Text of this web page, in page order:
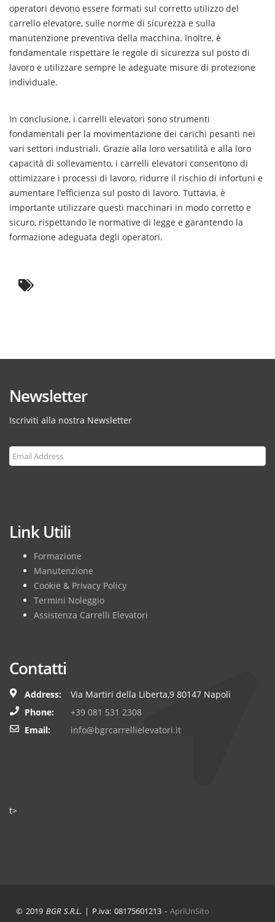
operatori devono essere formati sul corretto utilizzo del
carrello elevatore, sulle norme di sicurezza e sulla
manutenzione preventiva della macchina. Inoltre, è
fondamentale rispettare le regole di sicurezza sul posto di
lavoro e utilizzare sempre le adeguate misure di protezione
individuale.
In conclusione, i carrelli elevatori sono strumenti
fondamentali per la movimentazione dei carichi pesanti nei
vari settori industriali. Grazie alla loro versatilità e alla loro
capacità di sollevamento, i carrelli elevatori consentono di
ottimizzare i processi di lavoro, ridurre il rischio di infortuni e
aumentare l’efficienza sul posto di lavoro. Tuttavia, è
importante utilizzare questi macchinari in modo corretto e
sicuro, rispettando le normative di legge e garantendo la
formazione adeguata degli operatori.
Newsletter
Iscriviti alla nostra Newsletter
Link Utili
Formazione
Manutenzione
Cookie & Privacy Policy
Termini Noleggio
Assistenza Carrelli Elevatori
Contatti
Address:
Via Martiri della Liberta,9 80147 Napoli
Phone:
+39 081 531 2308
Email:
info@bgrcarrellielevatori.it
t>
© 2019 BGR S.R.L. | P.iva: 08175601213 - ApriUnSito